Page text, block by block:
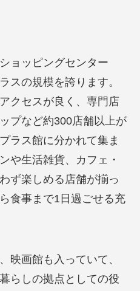
ョッピングセンター
スの規模を誇ります。
クセスが良く、専門店
プなど約300店舗以上が
ラス館に分かれて集ま
や生活雑貨、カフェ・
ず楽しめる店舗が揃っ
食事まで1日過ごせる充
映画館も入っていて、
らしの拠点としての役